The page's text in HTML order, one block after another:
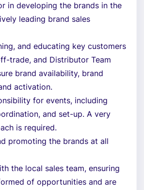
in developing the brands in the
leading brand sales
and educating key customers
trade, and Distributor Team
brand availability, brand
activation.
for events, including
and set-up. A very
is required.
promoting the brands at all
the local sales team, ensuring
of opportunities and are